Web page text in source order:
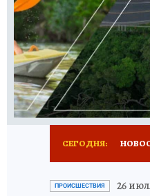
ПРЕСС-
ВСЕ О КП
СЕГОДНЯ:
ПРОИСШЕСТВИЯ 26